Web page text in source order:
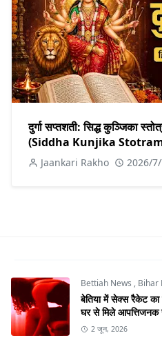
दुर्गा सप्तशती: सिद्ध कुञ्जिका
(Siddha Kunjika
Jaankari Rakho 2026/
Bettiah News , Bihar
बेतिया में सेक्स रैकेट का
घर से मिले आपत्तिजनक
2 जून, 2026